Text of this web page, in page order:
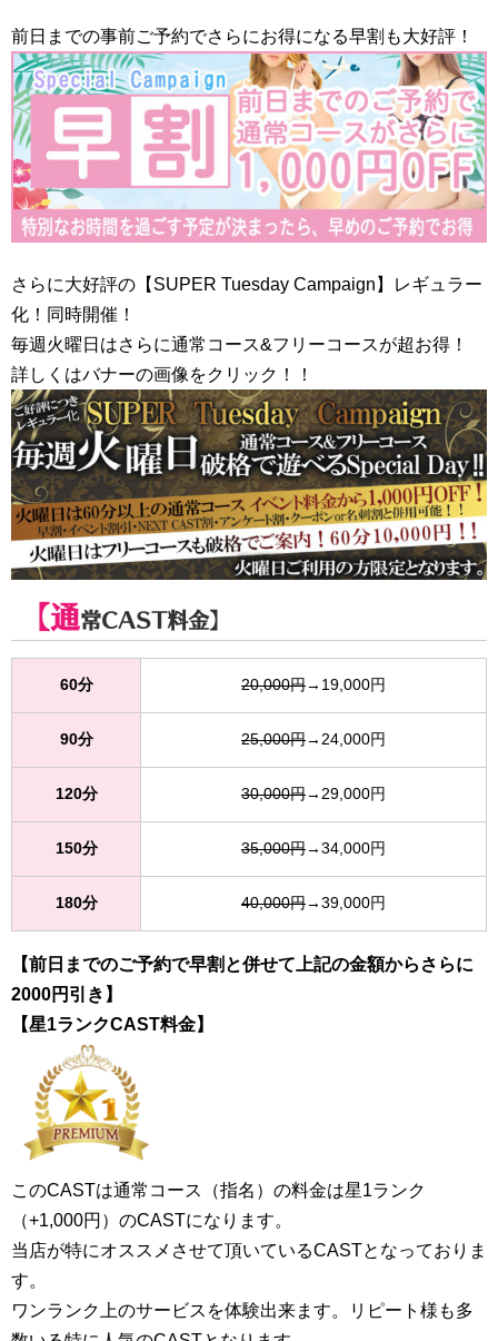
前日までの事前ご予約でさらにお得になる早割も大好評！
さらに大好評の【SUPER Tuesday Campaign】レギュラー
化！同時開催！
毎週火曜日はさらに通常コース&フリーコースが超お得！
詳しくはバナーの画像をクリック！！
【通常CAST料金】
60分 20,000円→19,000円
90分 25,000円→24,000円
120分 30,000円→29,000円
150分 35,000円→34,000円
180分 40,000円→39,000円
【前日までのご予約で早割と併せて上記の金額からさらに
2000円引き】
【星1ランクCAST料金】
このCASTは通常コース（指名）の料金は星1ランク
（+1,000円）のCASTになります。
当店が特にオススメさせて頂いているCASTとなっておりま
す。
ワンランク上のサービスを体験出来ます。リピート様も多